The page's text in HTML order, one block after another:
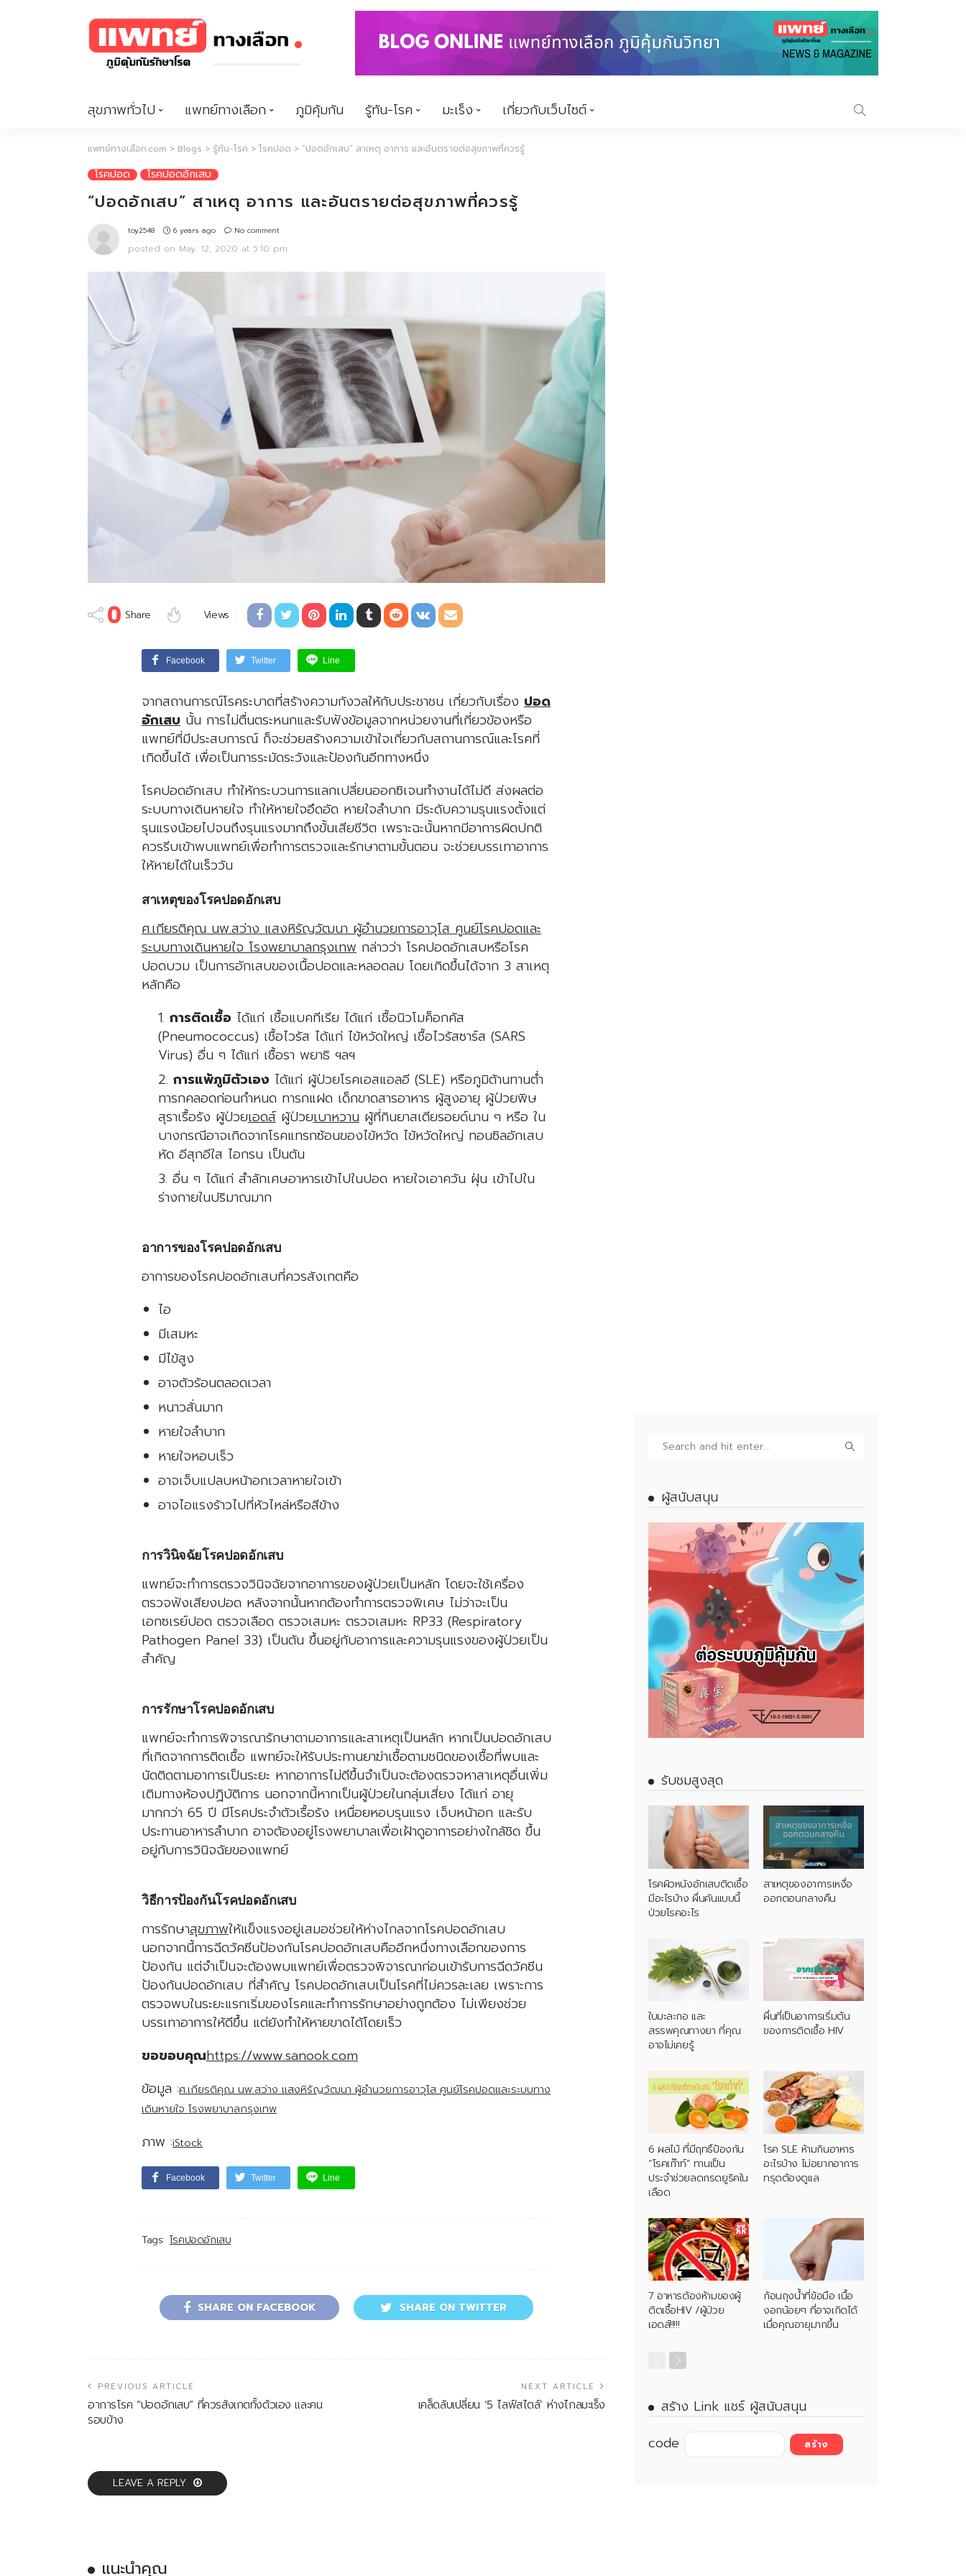
สุขภาพทั่วไป แพทย์ทางเลือก ภูมิคุ้มกัน รู้ทัน-โรค มะเร็ง เกี่ยวกับเว็บไซต์
แพทย์ทางเลือก.com > Blogs > รู้ทัน-โรค > โรคปอด > “ปอดอักเสบ” สาเหตุ อาการ และอันตรายต่อสุขภาพที่ควรรู้
โรคปอด โรคปอดอักเสบ
“ปอดอักเสบ” สาเหตุ อาการ และอันตรายต่อสุขภาพที่ควรรู้
toy2548 6 years ago No comment
posted on May. 12, 2020 at 5:10 pm
0 Share Views
Facebook Twitter Line
จากสถานการณ์โรคระบาดที่สร้างความกังวลให้กับประชาชน เกี่ยวกับเรื่อง ปอด
อักเสบ นั้น การไม่ตื่นตระหนกและรับฟังข้อมูลจากหน่วยงานที่เกี่ยวข้องหรือ
แพทย์ที่มีประสบการณ์ ก็จะช่วยสร้างความเข้าใจเกี่ยวกับสถานการณ์และโรคที่
เกิดขึ้นได้ เพื่อเป็นการระมัดระวังและป้องกันอีกทางหนึ่ง
โรคปอดอักเสบ ทำให้กระบวนการแลกเปลี่ยนออกซิเจนทำงานได้ไม่ดี ส่งผลต่อ
ระบบทางเดินหายใจ ทำให้หายใจอึดอัด หายใจลำบาก มีระดับความรุนแรงตั้งแต่
รุนแรงน้อยไปจนถึงรุนแรงมากถึงขั้นเสียชีวิต เพราะฉะนั้นหากมีอาการผิดปกติ
ควรรีบเข้าพบแพทย์เพื่อทำการตรวจและรักษาตามขั้นตอน จะช่วยบรรเทาอาการ
ให้หายได้ในเร็ววัน
สาเหตุของโรคปอดอักเสบ
ศ.เกียรติคุณ นพ.สว่าง แสงหิรัญวัฒนา ผู้อำนวยการอาวุโส ศูนย์โรคปอดและ
ระบบทางเดินหายใจ โรงพยาบาลกรุงเทพ กล่าวว่า โรคปอดอักเสบหรือโรค
ปอดบวม เป็นการอักเสบของเนื้อปอดและหลอดลม โดยเกิดขึ้นได้จาก 3 สาเหตุ
หลักคือ
การติดเชื้อได้แก่ เชื้อแบคทีเรีย ได้แก่ เชื้อนิวโมค็อกคัส
(Pneumococcus) เชื้อไวรัส ได้แก่ ไข้หวัดใหญ่ เชื้อไวรัสซาร์ส (SARS
Virus) อื่น ๆ ได้แก่ เชื้อรา พยาธิ ฯลฯ
การแพ้ภูมิตัวเองได้แก่ ผู้ป่วยโรคเอสแอลอี (SLE) หรือภูมิต้านทานต่ำ
ทารกคลอดก่อนกำหนด ทารกแฝด เด็กขาดสารอาหาร ผู้สูงอายุ ผู้ป่วยพิษ
สุราเรื้อรัง ผู้ป่วยเอดส์ผู้ป่วยเบาหวานผู้ที่กินยาสเตียรอยด์นาน ๆ หรือ ใน
บางกรณีอาจเกิดจากโรคแทรกซ้อนของไข้หวัด ไข้หวัดใหญ่ ทอนซิลอักเสบ
หัด อีสุกอีใส ไอกรน เป็นต้น
อื่น ๆ ได้แก่ สำลักเศษอาหารเข้าไปในปอด หายใจเอาควัน ฝุ่น เข้าไปใน
ร่างกายในปริมาณมาก
อาการของโรคปอดอักเสบ
อาการของโรคปอดอักเสบที่ควรสังเกตคือ
ไอ
มีเสมหะ
มีไข้สูง
อาจตัวร้อนตลอดเวลา
หนาวสั่นมาก
หายใจลำบาก
หายใจหอบเร็ว
อาจเจ็บแปลบหน้าอกเวลาหายใจเข้า
อาจไอแรงร้าวไปที่หัวไหล่หรือสีข้าง
การวินิจฉัยโรคปอดอักเสบ
แพทย์จะทำการตรวจวินิจฉัยจากอาการของผู้ป่วยเป็นหลัก โดยจะใช้เครื่อง
ตรวจฟังเสียงปอด หลังจากนั้นหากต้องทำการตรวจพิเศษ ไม่ว่าจะเป็น
เอกซเรย์ปอด ตรวจเลือด ตรวจเสมหะ ตรวจเสมหะ RP33 (Respiratory
Pathogen Panel 33) เป็นต้น ขึ้นอยู่กับอาการและความรุนแรงของผู้ป่วยเป็น
สำคัญ
การรักษาโรคปอดอักเสบ
แพทย์จะทำการพิจารณารักษาตามอาการและสาเหตุเป็นหลัก หากเป็นปอดอักเสบ
ที่เกิดจากการติดเชื้อ แพทย์จะให้รับประทานยาฆ่าเชื้อตามชนิดของเชื้อที่พบและ
นัดติดตามอาการเป็นระยะ หากอาการไม่ดีขึ้นจำเป็นจะต้องตรวจหาสาเหตุอื่นเพิ่ม
เติมทางห้องปฏิบัติการ นอกจากนี้หากเป็นผู้ป่วยในกลุ่มเสี่ยง ได้แก่ อายุ
มากกว่า 65 ปี มีโรคประจำตัวเรื้อรัง เหนื่อยหอบรุนแรง เจ็บหน้าอก และรับ
ประทานอาหารลำบาก อาจต้องอยู่โรงพยาบาลเพื่อเฝ้าดูอาการอย่างใกล้ชิด ขึ้น
อยู่กับการวินิจฉัยของแพทย์
วิธีการป้องกันโรคปอดอักเสบ
การรักษาสุขภาพให้แข็งแรงอยู่เสมอช่วยให้ห่างไกลจากโรคปอดอักเสบ
นอกจากนี้การฉีดวัคซีนป้องกันโรคปอดอักเสบคืออีกหนึ่งทางเลือกของการ
ป้องกัน แต่จำเป็นจะต้องพบแพทย์เพื่อตรวจพิจารณาก่อนเข้ารับการฉีดวัคซีน
ป้องกันปอดอักเสบ ที่สำคัญ โรคปอดอักเสบเป็นโรคที่ไม่ควรละเลย เพราะการ
ตรวจพบในระยะแรกเริ่มของโรคและทำการรักษาอย่างถูกต้อง ไม่เพียงช่วย
บรรเทาอาการให้ดีขึ้น แต่ยังทำให้หายขาดได้โดยเร็ว
ขอขอบคุณhttps://www.sanook.com
ข้อมูล :ศ.เกียรติคุณ นพ.สว่าง แสงหิรัญวัฒนา ผู้อำนวยการอาวุโส ศูนย์โรคปอดและระบบทาง
เดินหายใจ โรงพยาบาลกรุงเทพ
ภาพ :iStock
Facebook Twitter Line
Tags: โรคปอดอักเสบ
SHARE ON FACEBOOK SHARE ON TWITTER
PREVIOUS ARTICLE
อาการโรค “ปอดอักเสบ” ที่ควรสังเกตทั้งตัวเอง และคน
รอบข้าง
NEXT ARTICLE
เคล็ดลับเปลี่ยน ‘5 ไลฟ์สไตล์’ ห่างไกลมะเร็ง
LEAVE A REPLY
ผู้สนับสนุน
รับชมสูงสุด
โรคผิวหนังอักเสบติดเชื้อ
มีอะไรบ้าง ผื่นคันแบบนี้
ป่วยโรคอะไร
สาเหตุของอาการเหงื่อ
ออกตอนกลางคืน
ใบมะละกอ และ
สรรพคุณทางยา ที่คุณ
อาจไม่เคยรู้
ผื่นที่เป็นอาการเริ่มต้น
ของการติดเชื้อ HIV
6 ผลไม้ ที่มีฤทธิ์ป้องกัน
“โรคเก๊าท์” ทานเป็น
ประจำช่วยลดกรดยูริคใน
เลือด
โรค SLE ห้ามกินอาหาร
อะไรบ้าง ไม่อยากอาการ
ทรุดต้องดูแล
7 อาหารต้องห้ามของผู้
ติดเชื้อHIV /ผู้ป่วย
เอดส์!!!!!
ก้อนถุงน้ำที่ข้อมือ เนื้อ
งอกน้อยๆ ที่อาจเกิดได้
เมื่อคุณอายุมากขึ้น
สร้าง Link แชร์ ผู้สนับสนุน
code
แนะนำคุณ